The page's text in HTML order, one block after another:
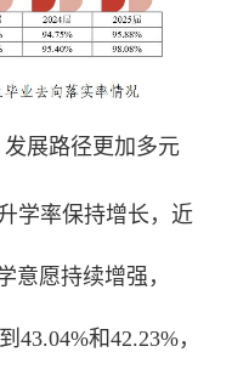
发展路径更加多元
学率保持增长，近
意愿持续增强，
43.04%和42.23%，